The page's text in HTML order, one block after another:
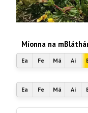
Míonna na
Ea Fe Má Ai
Ea Fe Má Ai